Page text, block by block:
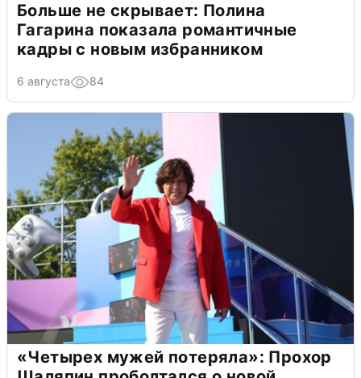
Больше не скрывает: Полина
Гагарина показала романтичные
кадры с новым избранником
6 августа 84
«Четырех мужей потеряла»: Прохор